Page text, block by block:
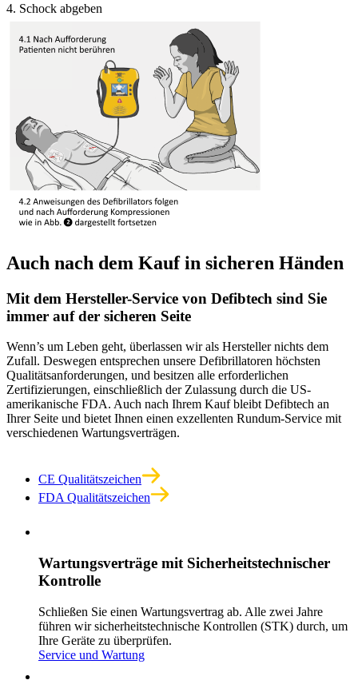
4. Schock abgeben
Auch nach dem Kauf in sicheren Händen
Mit dem Hersteller-Service von Defibtech sind Sie
immer auf der sicheren Seite
Wenn’s um Leben geht, überlassen wir als Hersteller nichts dem
Zufall. Deswegen entsprechen unsere Defibrillatoren höchsten
Qualitätsanforderungen, und besitzen alle erforderlichen
Zertifizierungen, einschließlich der Zulassung durch die US-
amerikanische FDA. Auch nach Ihrem Kauf bleibt Defibtech an
Ihrer Seite und bietet Ihnen einen exzellenten Rundum-Service mit
verschiedenen Wartungsverträgen.
CE Qualitätszeichen
FDA Qualitätszeichen
Wartungsverträge mit Sicherheitstechnischer
Kontrolle
Schließen Sie einen Wartungsvertrag ab. Alle zwei Jahre
führen wir sicherheitstechnische Kontrollen (STK) durch, um
Ihre Geräte zu überprüfen.
Service und Wartung